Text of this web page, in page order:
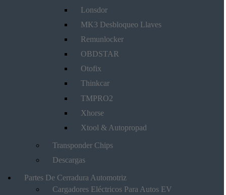
Lonsdor
MK3 Desbloqueo Llaves
Remunlocker
OBDSTAR
Otofix
Thinkcar
TMPRO2
Xhorse
Xtool & Autopropad
Transponder Chips
Descargas
Partes De Cerradura Automotriz
Cargadores Eléctricos Para Autos EV